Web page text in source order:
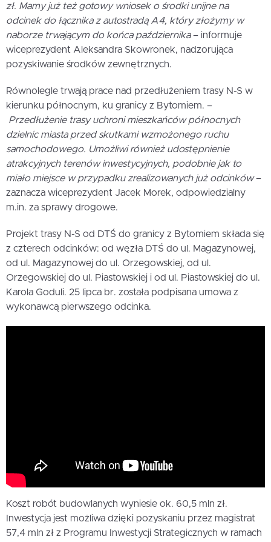
zł. Mamy już też gotowy wniosek o środki unijne na
odcinek do łącznika z autostradą A4, który złożymy w
naborze trwającym do końca października– informuje
wiceprezydent Aleksandra Skowronek, nadzorująca
pozyskiwanie środków zewnętrznych.
Równolegle trwają prace nad przedłużeniem trasy N-S w
kierunku północnym, ku granicy z Bytomiem. –
Przedłużenie trasy uchroni mieszkańców północnych
dzielnic miasta przed skutkami wzmożonego ruchu
samochodowego. Umożliwi również udostępnienie
atrakcyjnych terenów inwestycyjnych, podobnie jak to
miało miejsce w przypadku zrealizowanych już odcinków–
zaznacza wiceprezydent Jacek Morek, odpowiedzialny
m.in. za sprawy drogowe.
Projekt trasy N-S od DTŚ do granicy z Bytomiem składa się
z czterech odcinków: od węzła DTŚ do ul. Magazynowej,
od ul. Magazynowej do ul. Orzegowskiej, od ul.
Orzegowskiej do ul. Piastowskiej i od ul. Piastowskiej do ul.
Karola Goduli. 25 lipca br. została podpisana umowa z
wykonawcą pierwszego odcinka.
Koszt robót budowlanych wyniesie ok. 60,5 mln zł.
Inwestycja jest możliwa dzięki pozyskaniu przez magistrat
57,4 mln zł z Programu Inwestycji Strategicznych w ramach